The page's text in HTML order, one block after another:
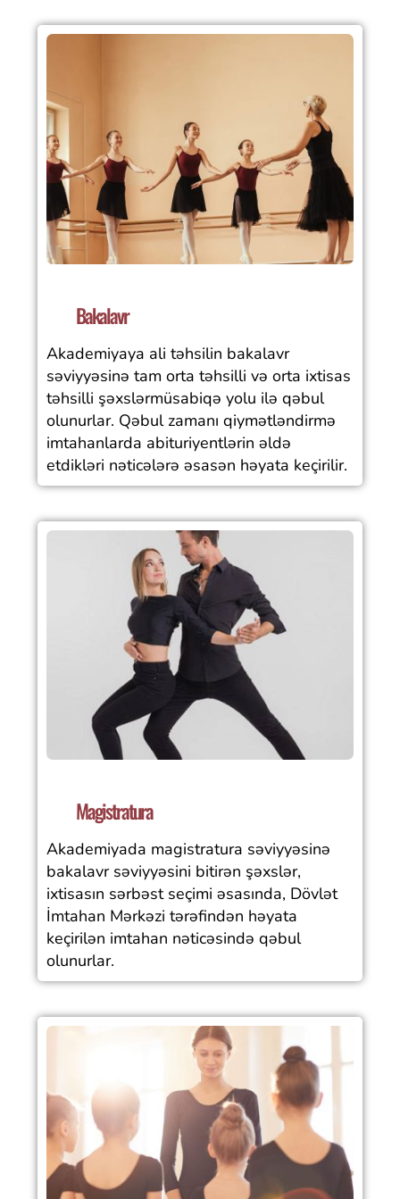
Bakalavr
Akademiyaya ali təhsilin bakalavr
səviyyəsinə tam orta təhsilli və orta ixtisas
təhsilli şəxslərmüsabiqə yolu ilə qəbul
olunurlar. Qəbul zamanı qiymətləndirmə
imtahanlarda abituriyentlərin əldə
etdikləri nəticələrə əsasən həyata keçirilir.
Magistratura
Akademiyada magistratura səviyyəsinə
bakalavr səviyyəsini bitirən şəxslər,
ixtisasın sərbəst seçimi əsasında, Dövlət
İmtahan Mərkəzi tərəfindən həyata
keçirilən imtahan nəticəsində qəbul
olunurlar.